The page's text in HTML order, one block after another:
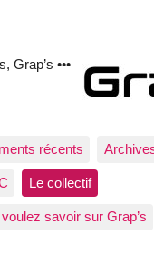
Grap’s •••
récents
Le collectif
savoir sur Grap’s